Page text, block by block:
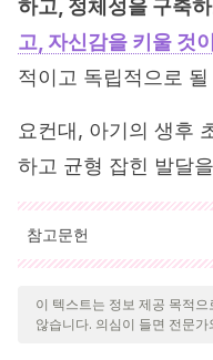
하고, 정체성을 구축하
고, 자신감을 키울 것
적이고 독립적으로 될
요컨대, 아기의 생후
하고 균형 잡힌 발달
참고문헌
인용된 모든 출처는 우리
신뢰성, 시대에 맞음 및 타
이 문서의 참고 문헌은 신
이 텍스트는 정보 제공 목적
않습니다. 의심이 들면 전문